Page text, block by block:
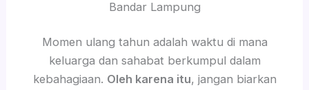
Bandar Lampung
Momen ulang tahun adalah waktu di mana
keluarga dan sahabat berkumpul dalam
kebahagiaan. Oleh karena itu, jangan biarkan